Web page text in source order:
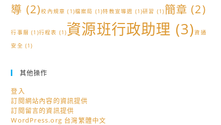
導 (2)校內規章 (1)檔案局 (1)特教宣導週 (1)研習 (1) 簡章 (2)
行事曆 (1)行程表 (1)資源班行政助理 (3)資通
安全 (1)
其他操作
登入
訂閱網站內容的資訊提供
訂閱留言的資訊提供
WordPress.org 台灣繁體中文